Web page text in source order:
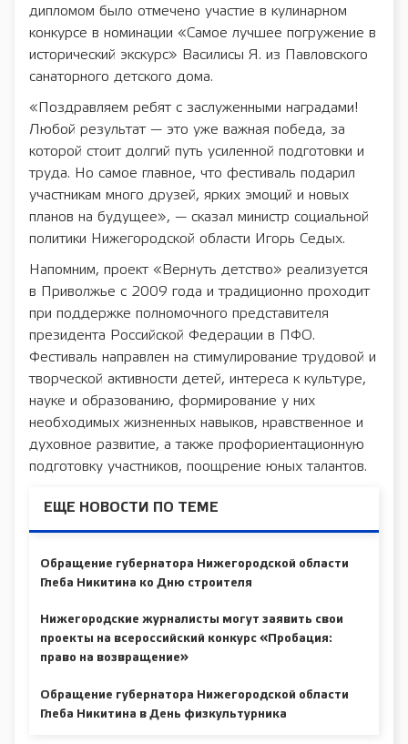
дипломом было отмечено участие в кулинарном
конкурсе в номинации «Самое лучшее погружение в
исторический экскурс» Василисы Я. из Павловского
санаторного детского дома.
«Поздравляем ребят с заслуженными наградами!
Любой результат — это уже важная победа, за
которой стоит долгий путь усиленной подготовки и
труда. Но самое главное, что фестиваль подарил
участникам много друзей, ярких эмоций и новых
планов на будущее», — сказал министр социальной
политики Нижегородской области Игорь Седых.
Напомним, проект «Вернуть детство» реализуется
в Приволжье с 2009 года и традиционно проходит
при поддержке полномочного представителя
президента Российской Федерации в ПФО.
Фестиваль направлен на стимулирование трудовой и
творческой активности детей, интереса к культуре,
науке и образованию, формирование у них
необходимых жизненных навыков, нравственное и
духовное развитие, а также профориентационную
подготовку участников, поощрение юных талантов.
ЕЩЕ НОВОСТИ ПО ТЕМЕ
Обращение губернатора Нижегородской области
Глеба Никитина ко Дню строителя
Нижегородские журналисты могут заявить свои
проекты на всероссийский конкурс «Пробация:
право на возвращение»
Обращение губернатора Нижегородской области
Глеба Никитина в День физкультурника